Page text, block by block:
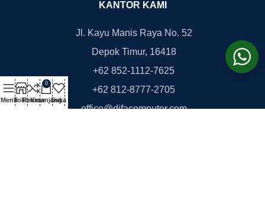
KANTOR KAMI
Jl. Kayu Manis Raya No. 52
Depok Timur, 16418
+62 852-1112-7625
+62 812-8777-2705
office@difacomputer.com
MenuTokoReview
0
Keranjang
Suka